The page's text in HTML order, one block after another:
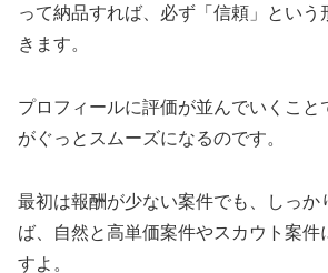
って納品すれば、必ず「信頼」という
きます。
プロフィールに評価が並んでいくこと
がぐっとスムーズになるのです。
最初は報酬が少ない案件でも、しっか
ば、自然と高単価案件やスカウト案件
すよ。